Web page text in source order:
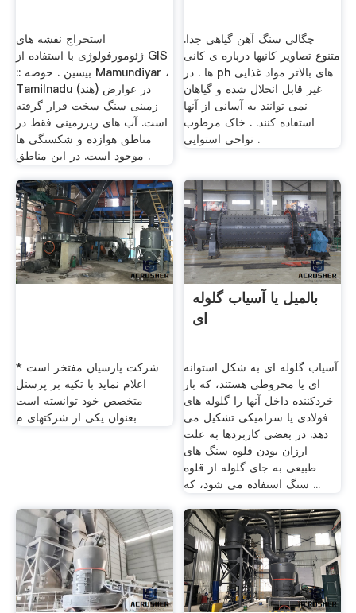
استخراج نقشه های
ژئومورفولوژی با استفاده از GIS
:: بیسین . حوضه Mamundiyar ،
Tamilnadu (هند) در عوارض
زمینی سنگ سخت قرار گرفته
است. آب های زیرزمینی فقط در
مناطق هوازده و شکستگی ها
موجود است. در این مناطق .
چگالی سنگ آهن گیاهی جدا.
متنوع تصاویر کانیها درباره ی کانی
ها . در ph های بالاتر مواد غذایی
غیر قابل انحلال شده و گیاهان
نمی توانند به آسانی از آنها
استفاده کنند. . خاک مرطوب
نواحی استوایی .
* شرکت پارسیان مفتخر است
اعلام نماید با تکیه بر پرسنل
متخصص خود توانسته است
بعنوان یکی از شرکتهای م
بالمیل یا آسیاب گلوله
ای
آسیاب گلوله ای به شکل استوانه
ای یا مخروطی هستند، که بار
خردکننده داخل آنها را گلوله های
فولادی یا سرامیکی تشکیل می
دهد. در بعضی کاربردها به علت
ارزان بودن قلوه سنگ های
طبیعی به جای گلوله از قلوه
سنگ استفاده می شود، که ...